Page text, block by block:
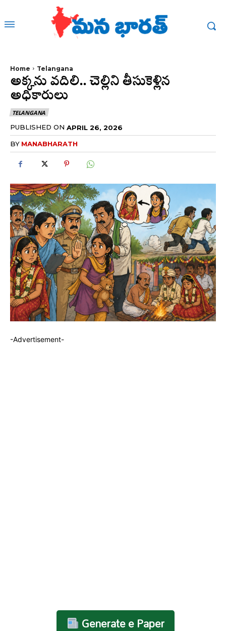
Home Telangana
అక్కను వదిలి.. చెల్లిని తీసుకెళ్లిన
అధికారులు
TELANGANA
PUBLISHED ON APRIL 26, 2026
BY MANABHARATH
-Advertisement-
Generate e Paper